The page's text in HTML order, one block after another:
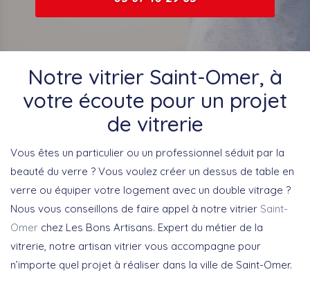
Notre vitrier Saint-Omer, à
votre écoute pour un projet
de vitrerie
Vous êtes un particulier ou un professionnel séduit par la
beauté du verre ? Vous voulez créer un dessus de table en
verre ou équiper votre logement avec un double vitrage ?
Nous vous conseillons de faire appel à notre vitrier Saint-
Omer chez Les Bons Artisans. Expert du métier de la
vitrerie, notre artisan vitrier vous accompagne pour
n’importe quel projet à réaliser dans la ville de Saint-Omer.